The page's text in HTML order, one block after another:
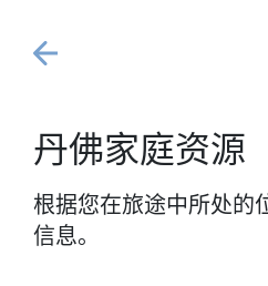
丹佛家庭资源
根据您在旅途中所处的
信息。